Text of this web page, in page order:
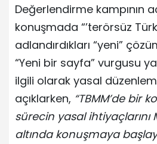
Değerlendirme kampının
konuşmada “’terörsüz
adlandırdıkları “yeni”
“Yeni bir sayfa” vurgusu
ilgili olarak yasal
açıklarken, “TBMM’de bir
sürecin yasal ihtiyaçlarını
altında konuşmaya